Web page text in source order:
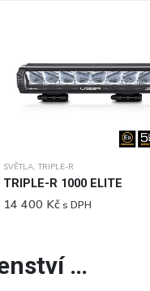
SVĚTLA,TRIPLE-R
TRIPLE-R 1000 ELITE
14 400 Kčs DPH
…